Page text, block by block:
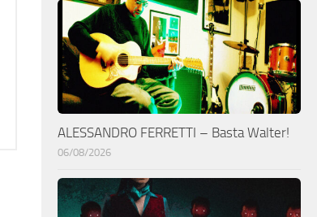
ALESSANDRO FERRETTI – Basta Walter!
06/08/2026